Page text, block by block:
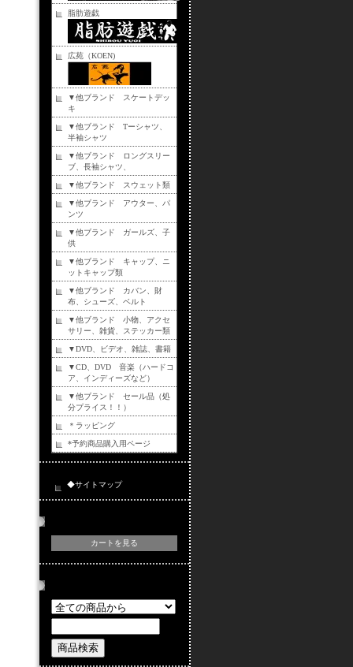
脂肪遊戯
広苑（KOEN)
▼他ブランド スケートデッ
キ
▼他ブランド Tーシャツ、
半袖シャツ
▼他ブランド ロングスリー
ブ、長袖シャツ、
▼他ブランド スウェット類
▼他ブランド アウター、パ
ンツ
▼他ブランド ガールズ、子
供
▼他ブランド キャップ、ニ
ットキャップ類
▼他ブランド カバン、財
布、シューズ、ベルト
▼他ブランド 小物、アクセ
サリー、雑貨、ステッカー類
▼DVD、ビデオ、雑誌、書籍
▼CD、DVD 音楽（ハードコ
ア、インディーズなど）
▼他ブランド セール品（処
分プライス！！）
＊ラッピング
*予約商品購入用ページ
◆サイトマップ
カートを見る